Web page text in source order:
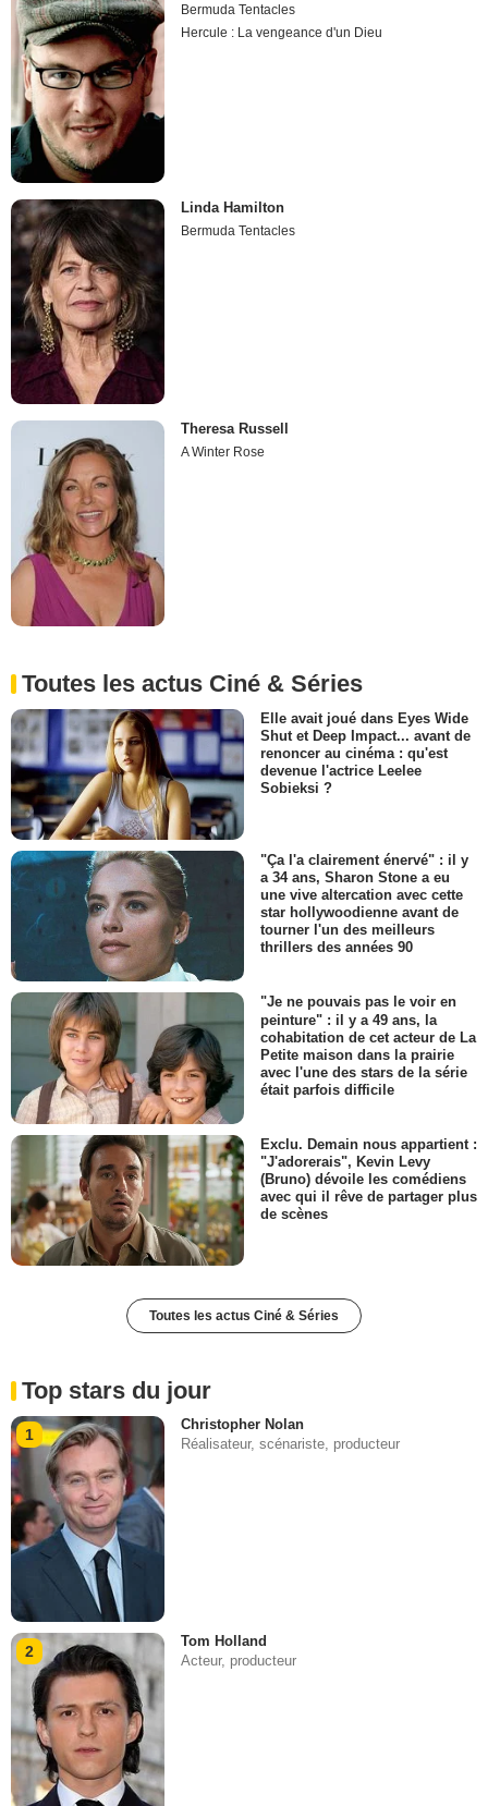
Bermuda Tentacles
Hercule : La vengeance d'un Dieu
Linda Hamilton
Bermuda Tentacles
Theresa Russell
A Winter Rose
Toutes les actus Ciné & Séries
Elle avait joué dans Eyes Wide
Shut et Deep Impact... avant de
renoncer au cinéma : qu'est
devenue l'actrice Leelee
Sobieksi ?
"Ça l'a clairement énervé" : il y
a 34 ans, Sharon Stone a eu
une vive altercation avec cette
star hollywoodienne avant de
tourner l'un des meilleurs
thrillers des années 90
"Je ne pouvais pas le voir en
peinture" : il y a 49 ans, la
cohabitation de cet acteur de La
Petite maison dans la prairie
avec l'une des stars de la série
était parfois difficile
Exclu. Demain nous appartient :
"J'adorerais", Kevin Levy
(Bruno) dévoile les comédiens
avec qui il rêve de partager plus
de scènes
Toutes les actus Ciné & Séries
Top stars du jour
1
Christopher Nolan
Réalisateur, scénariste, producteur
2
Tom Holland
Acteur, producteur